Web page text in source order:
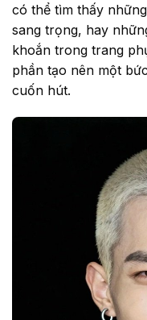
có thể tìm thấy
sang trọng, hay
khoắn trong trang
phần tạo nên một
cuốn hút.